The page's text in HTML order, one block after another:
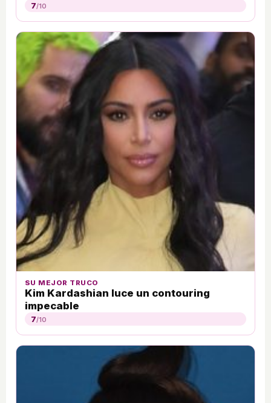
7/10
SU MEJOR TRUCO
Kim Kardashian luce un contouring
impecable
7/10